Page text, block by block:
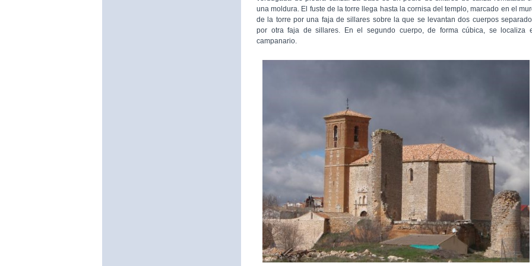
una moldura. El fuste de la torre llega hasta la cornisa del templo, marcado en el
de la torre por una faja de sillares sobre la que se levantan dos cuerpos
por otra faja de sillares. En el segundo cuerpo, de forma cúbica, se localiza
campanario.